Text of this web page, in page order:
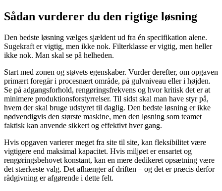
Sådan vurderer du den rigtige løsning
Den bedste løsning vælges sjældent ud fra én specifikation alene.
Sugekraft er vigtig, men ikke nok. Filterklasse er vigtig, men heller
ikke nok. Man skal se på helheden.
Start med zonen og støvets egenskaber. Vurder derefter, om opgaven
primært foregår i procesnært område, på gulvniveau eller i højden.
Se på adgangsforhold, rengøringsfrekvens og hvor kritisk det er at
minimere produktionsforstyrrelser. Til sidst skal man have styr på,
hvem der skal bruge udstyret til daglig. Den bedste løsning er ikke
nødvendigvis den største maskine, men den løsning som teamet
faktisk kan anvende sikkert og effektivt hver gang.
Hvis opgaven varierer meget fra site til site, kan fleksibilitet være
vigtigere end maksimal kapacitet. Hvis miljøet er ensartet og
rengøringsbehovet konstant, kan en mere dedikeret opsætning være
det stærkeste valg. Det afhænger af driften – og det er præcis derfor
rådgivning er afgørende i dette felt.